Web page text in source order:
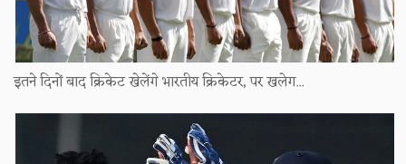
​इतने दिनों बाद क्रिकेट खेलेंगे भारतीय क्रिकेटर, पर खलेग...